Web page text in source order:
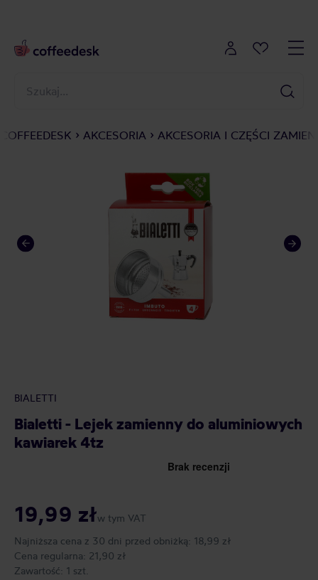
COFFEEDESK AKCESORIA AKCESORIA I CZĘŚCI
BIALETTI
Bialetti - Lejek zamienny do aluminiowych
kawiarek 4tz
19,99 złw tym VAT
Najniższa cena z 30 dni przed obniżką: 18,99 zł
Cena regularna: 21,90 zł
Zawartość: 1 szt.